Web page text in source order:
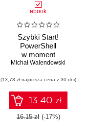
ebook
Szybki Start!
PowerShell
w moment
Michał Walendowski
(13,73 zł najniższa cena z 30 dni)
13.40 zł
16.15 zł (-17%)